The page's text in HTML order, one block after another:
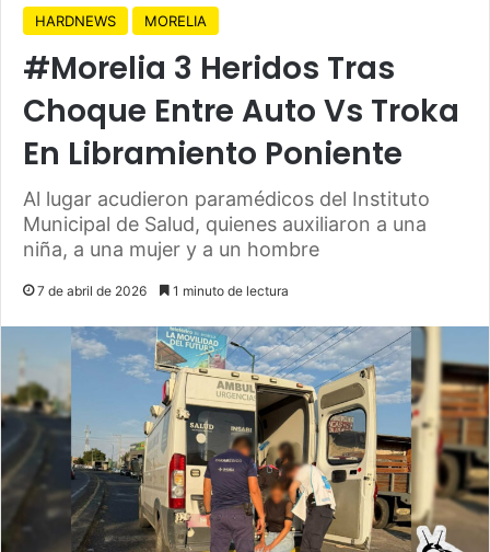
HARDNEWS MORELIA
#Morelia 3 Heridos Tras
Choque Entre Auto Vs Troka
En Libramiento Poniente
Al lugar acudieron paramédicos del Instituto
Municipal de Salud, quienes auxiliaron a una
niña, a una mujer y a un hombre
7 de abril de 2026 1 minuto de lectura